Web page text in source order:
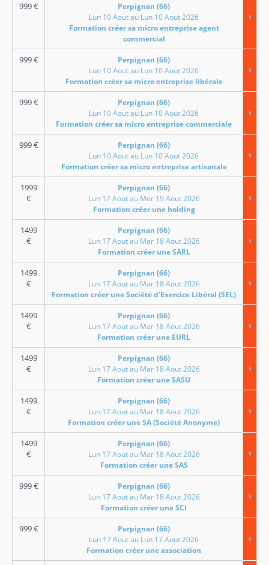
999€
Perpignan (66)
Lun 10 Aout au Lun 10 Aout 2026
Formation créer sa micro entreprise agent
commercial
999€
Perpignan (66)
Lun 10 Aout au Lun 10 Aout 2026
Formation créer sa micro entreprise libérale
999€
Perpignan (66)
Lun 10 Aout au Lun 10 Aout 2026
Formation créer sa micro entreprise commerciale
999€
Perpignan (66)
Lun 10 Aout au Lun 10 Aout 2026
Formation créer sa micro entreprise artisanale
1999
€
Perpignan (66)
Lun 17 Aout au Mer 19 Aout 2026
Formation créer une holding
1499
€
Perpignan (66)
Lun 17 Aout au Mar 18 Aout 2026
Formation créer une SARL
1499
€
Perpignan (66)
Lun 17 Aout au Mar 18 Aout 2026
Formation créer une Société d'Exercice Libéral (SEL)
1499
€
Perpignan (66)
Lun 17 Aout au Mar 18 Aout 2026
Formation créer une EURL
1499
€
Perpignan (66)
Lun 17 Aout au Mar 18 Aout 2026
Formation créer une SASU
1499
€
Perpignan (66)
Lun 17 Aout au Mar 18 Aout 2026
Formation créer une SA (Société Anonyme)
1499
€
Perpignan (66)
Lun 17 Aout au Mar 18 Aout 2026
Formation créer une SAS
999€
Perpignan (66)
Lun 17 Aout au Mar 18 Aout 2026
Formation créer une SCI
999€
Perpignan (66)
Lun 17 Aout au Lun 17 Aout 2026
Formation créer une association